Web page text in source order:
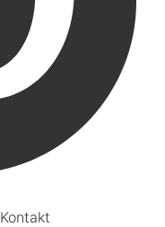
Kontakt